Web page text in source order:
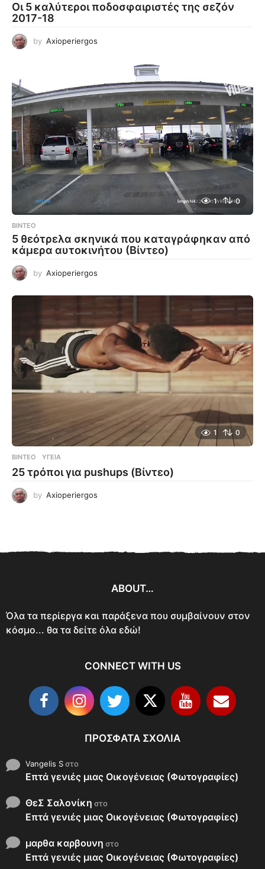
Οι 5 καλύτεροι ποδοσφαιριστές της σεζόν
2017-18
by Axioperiergos
1 0
ΒΊΝΤΕΟ
5 θεότρελα σκηνικά που καταγράφηκαν από
κάμερα αυτοκινήτου (Βίντεο)
by Axioperiergos
1 0
ΒΊΝΤΕΟ ΥΓΕΊΑ
25 τρόποι για pushups (Βίντεο)
by Axioperiergos
ABOUT…
Όλα τα περίεργα και παράξενα που συμβαίνουν στον
κόσμο... θα τα δείτε όλα εδώ!
CONNECT WITH US
ΠΡΌΣΦΑΤΑ ΣΧΌΛΙΑ
Vangelis Sστο
Επτά γενιές μιας Οικογένειας (Φωτογραφίες)
ΘεΣ Σαλονίκη στο
Επτά γενιές μιας Οικογένειας (Φωτογραφίες)
μαρθα καρβουνη στο
Επτά γενιές μιας Οικογένειας (Φωτογραφίες)